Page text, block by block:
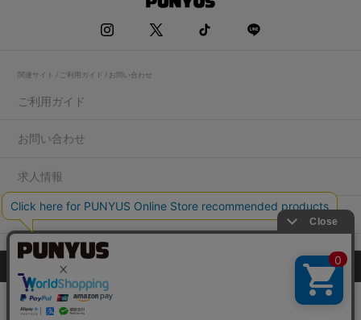
関連サイト / ご利用ガイド / お問い合わせ
ご利用ガイド
お問い合わせ
求人情報
店舗一覧
プライバシーポリシー